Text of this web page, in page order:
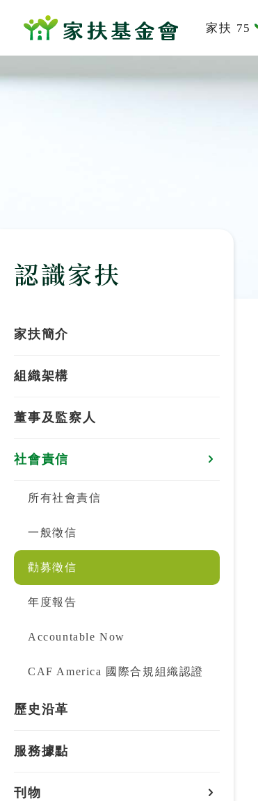
家扶 75
認識家扶
家扶簡介
組織架構
董事及監察人
社會責信
所有社會責信
一般徵信
勸募徵信
年度報告
Accountable Now
CAF America 國際合規組織認證
歷史沿革
服務據點
刊物